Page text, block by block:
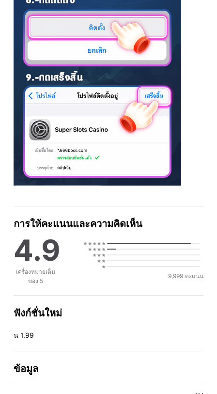
การให้คะแนนและความคิดเห็น
4.9
เครื่องหมายเต็ม
ของ 5
9,999 คะแนน
ฟังก์ชั่นใหม่
ุ่น 1.99
ข้อมูล